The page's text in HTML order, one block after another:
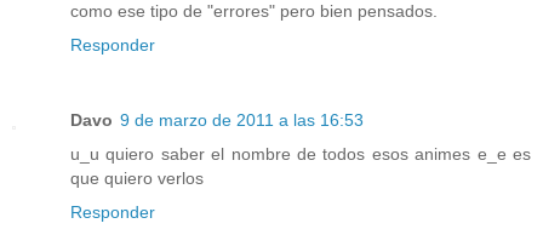
como ese tipo de "errores" pero bien pensados.
Responder
Davo 9 de marzo de 2011 a las 16:53
u_u quiero saber el nombre de todos esos animes e_e es
que quiero verlos
Responder